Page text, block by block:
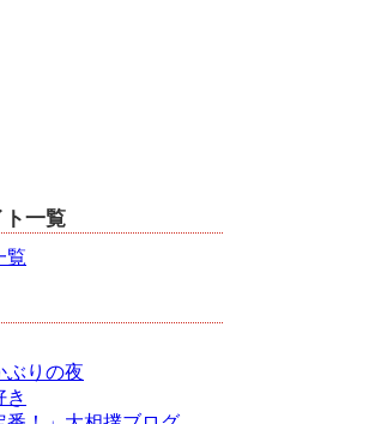
一覧
覧
りの夜
き